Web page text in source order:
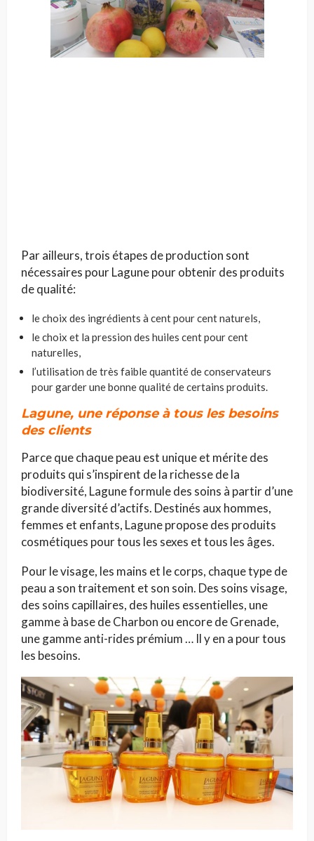
Par ailleurs, trois étapes de production sont
nécessaires pour Lagune pour obtenir des produits
de qualité:
le choix des ingrédients à cent pour cent naturels,
le choix et la pression des huiles cent pour cent
naturelles,
l’utilisation de très faible quantité de conservateurs
pour garder une bonne qualité de certains produits.
Lagune, une réponse à tous les besoins
des clients
Parce que chaque peau est unique et mérite des
produits qui s’inspirent de la richesse de la
biodiversité, Lagune formule des soins à partir d’une
grande diversité d’actifs. Destinés aux hommes,
femmes et enfants, Lagune propose des produits
cosmétiques pour tous les sexes et tous les âges.
Pour le visage, les mains et le corps, chaque type de
peau a son traitement et son soin. Des soins visage,
des soins capillaires, des huiles essentielles, une
gamme à base de Charbon ou encore de Grenade,
une gamme anti-rides prémium … Il y en a pour tous
les besoins.